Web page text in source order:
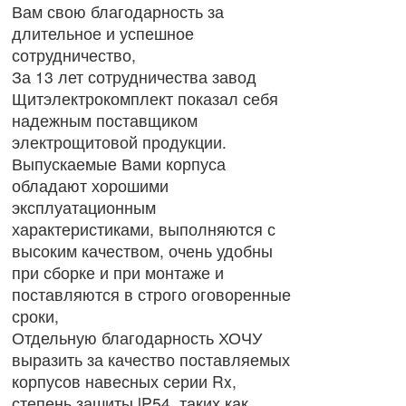
Вам свою благодарность за
длительное и успешное
сотрудничество,
За 13 лет сотрудничества завод
Щитэлектрокомплект показал себя
надежным поставщиком
электрощитовой продукции.
Выпускаемые Вами корпуса
обладают хорошими
эксплуатационным
характеристиками, выполняются с
высоким качеством, очень удобны
при сборке и при монтаже и
поставляются в строго оговоренные
сроки,
Отдельную благодарность ХОЧУ
выразить за качество поставляемых
корпусов навесных серии Rx,